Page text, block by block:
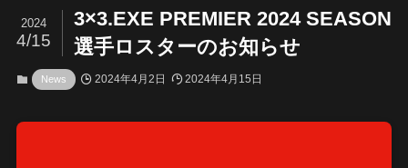
3×3.EXE PREMIER 2024 SEASON
選手ロスターのお知らせ
2024
4/15
News 2024年4月2日 2024年4月15日